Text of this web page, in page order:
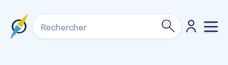
Rechercher